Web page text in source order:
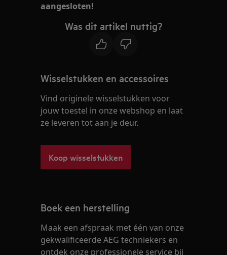
aangesloten!
Was dit artikel nuttig?
Wisselstukken en accessoires
Vind originele wisselstukken voor
jouw toestel in onze webshop en laat
ze leveren tot aan je deur.
Koop wisselstukken
Boek een herstelling
Maak een afspraak met één van onze
gekwalificeerde AEG techniekers en
ontdek onze professionele service bij